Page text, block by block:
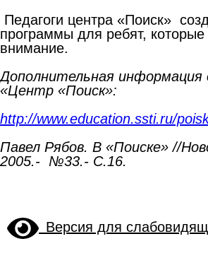
Педагоги центра «Поиск»
программы для ребят,
внимание.
Дополнительная
«Центр «Поиск»:
http://www.education.ssti.ru/
Павел Рябов. В «Поиске» //
2005.- №33.- С.16.
Версия для